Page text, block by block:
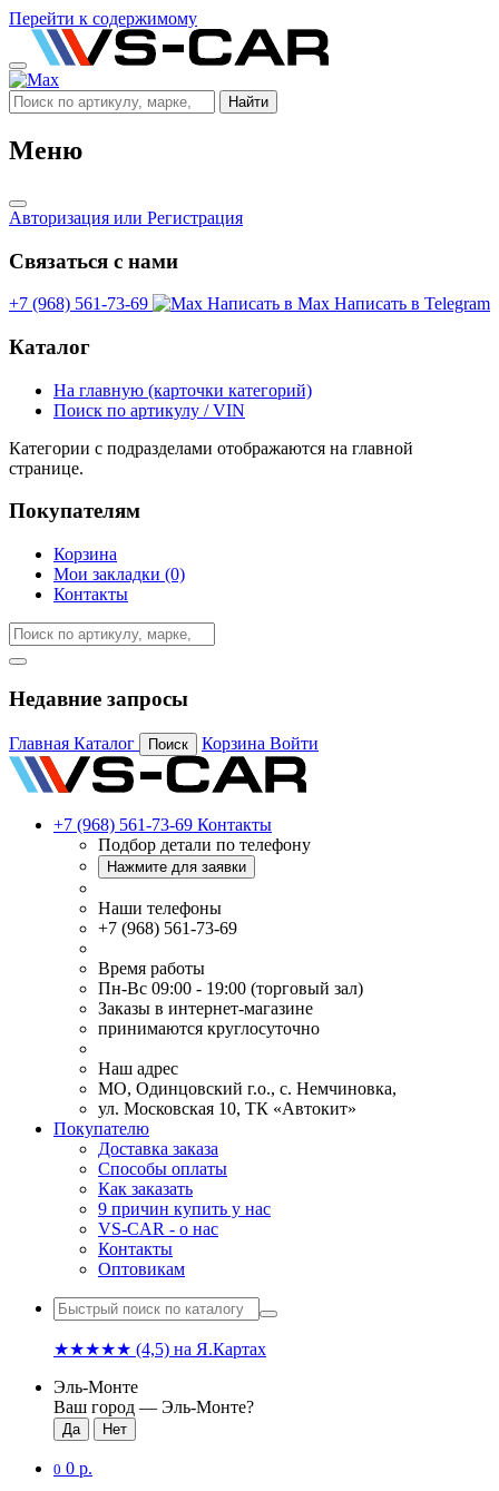
Перейти к содержимому
Найти
Меню
Авторизация или Регистрация
Связаться с нами
+7 (968) 561-73-69 Написать в Max Написать в Telegram
Каталог
На главную (карточки категорий)
Поиск по артикулу / VIN
Категории с подразделами отображаются на главной
странице.
Покупателям
Корзина
Мои закладки (0)
Контакты
Недавние запросы
Главная Каталог Поиск Корзина Войти
+7 (968) 561-73-69 Контакты
Подбор детали по телефону
Нажмите для заявки
Наши телефоны
+7 (968) 561-73-69
Время работы
Пн-Вс 09:00 - 19:00 (торговый зал)
Заказы в интернет-магазине
принимаются круглосуточно
Наш адрес
МО, Одинцовский г.о., с. Немчиновка,
ул. Московская 10, ТК «Автокит»
Покупателю
Доставка заказа
Способы оплаты
Как заказать
9 причин купить у нас
VS-CAR - о нас
Контакты
Оптовикам
★★★★★ (4,5) на Я.Картах
Эль-Монте
Ваш город — Эль-Монте?
0 0 р.